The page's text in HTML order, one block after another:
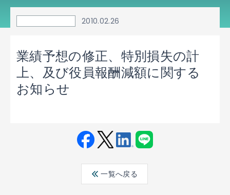
2010.02.26
業績予想の修正、特別損失の計
上、及び役員報酬減額に関する
お知らせ
ebo ter
edin
一覧へ戻る